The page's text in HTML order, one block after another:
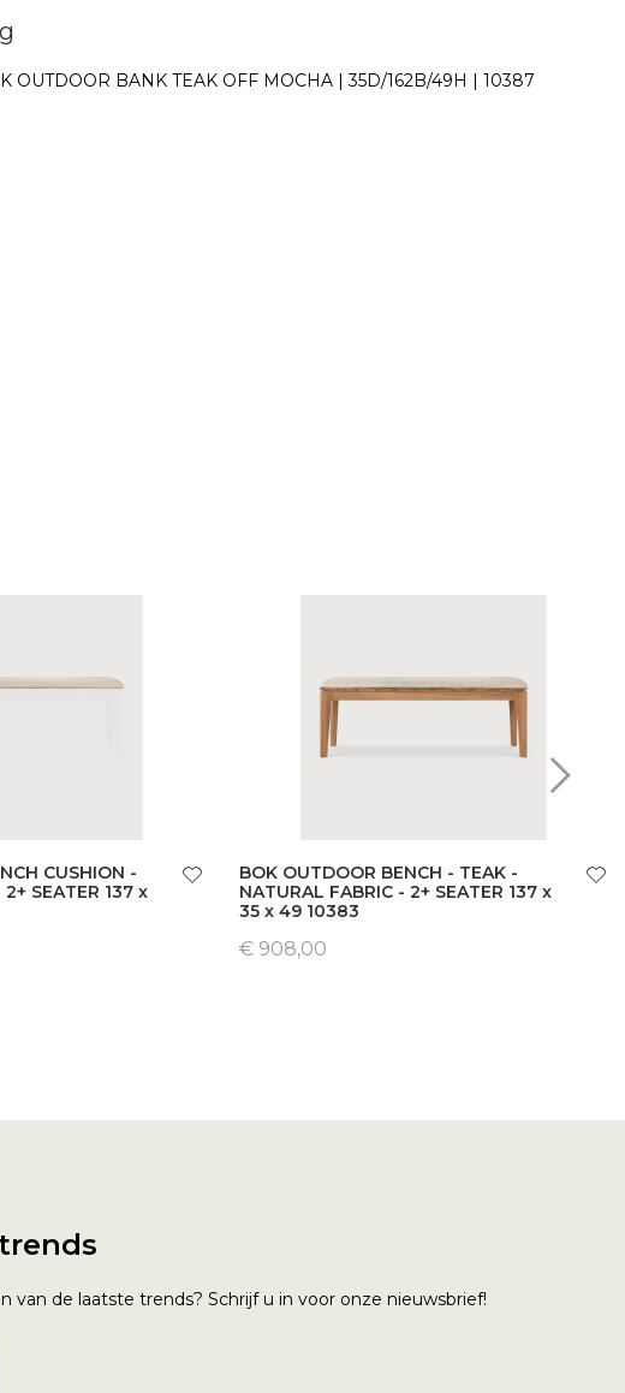
OUTDOOR BANK TEAK OFF MOCHA | 35D/162B/49H | 10387
CUSHION -
SEATER 137 x
BOK OUTDOOR BENCH - TEAK -
NATURAL FABRIC - 2+ SEATER 137 x
35 x 49 10383
€ 908,00
van de laatste trends? Schrijf u in voor onze nieuwsbrief!